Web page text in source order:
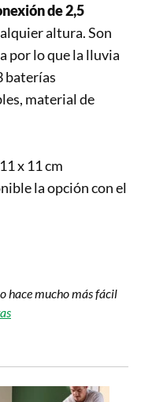
de 2,5
altura. Son
por lo que la lluvia
baterías
material de
x 11 cm
la opción con el
hace mucho más fácil